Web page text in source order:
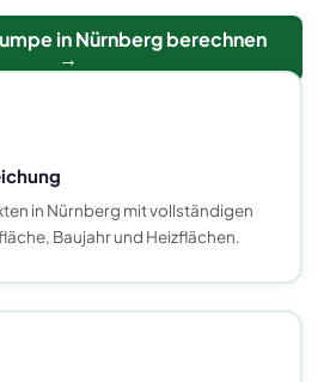
in Nürnberg berechnen
→
in Nürnberg mit vollständigen
Baujahr und Heizflächen.